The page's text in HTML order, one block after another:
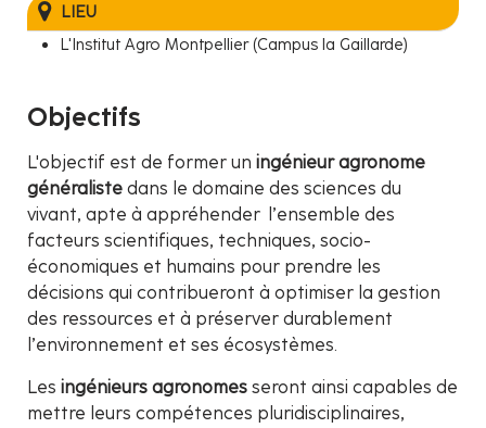
LIEU
L'Institut Agro Montpellier (Campus la Gaillarde)
Objectifs
L'objectif est de former un ingénieur agronome
généraliste dans le domaine des sciences du
vivant, apte à appréhender l’ensemble des
facteurs scientifiques, techniques, socio-
économiques et humains pour prendre les
décisions qui contribueront à optimiser la gestion
des ressources et à préserver durablement
l’environnement et ses écosystèmes.
Les ingénieurs agronomes seront ainsi capables de
mettre leurs compétences pluridisciplinaires,